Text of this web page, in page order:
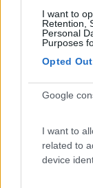
I want to
Retention,
Personal
Purposes
Opted Out
Google
I want to
related to
device